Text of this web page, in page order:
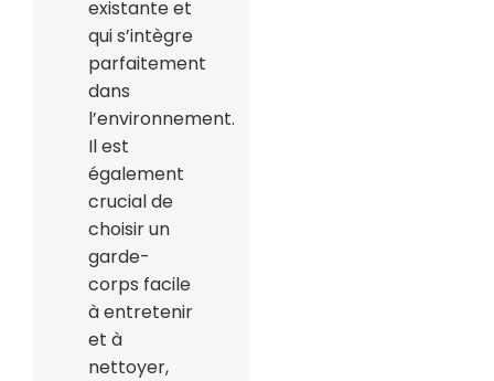
existante et
qui s’intègre
parfaitement
dans
l’environnement.
Il est
également
crucial de
choisir un
garde-
corps facile
à entretenir
et à
nettoyer,